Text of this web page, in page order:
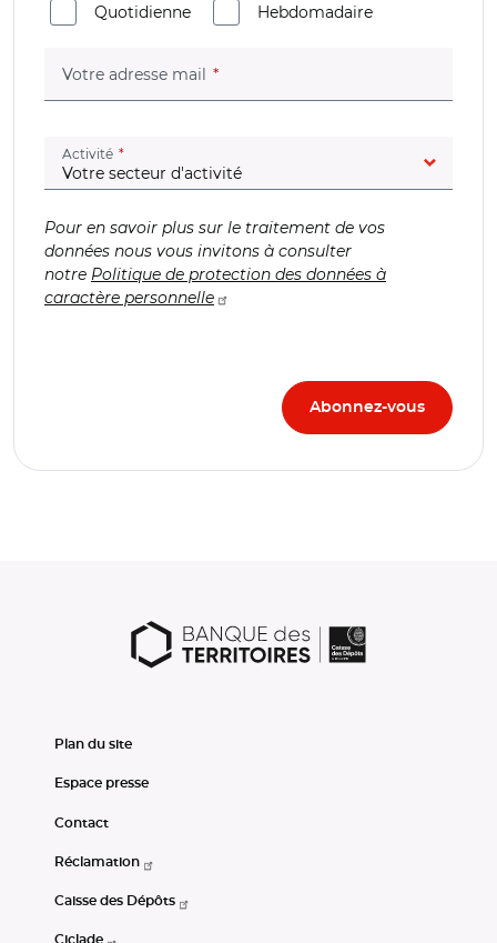
Quotidienne
Hebdomadaire
Votre adresse mail (champ obligatoire)
Activité (champ obligatoire)
Pour en savoir plus sur le traitement de vos
données nous vous invitons à consulter
notre Politique de protection des données à
caractère personnelle
Plan du site
Espace presse
Contact
Réclamation
Caisse des Dépôts
Ciclade